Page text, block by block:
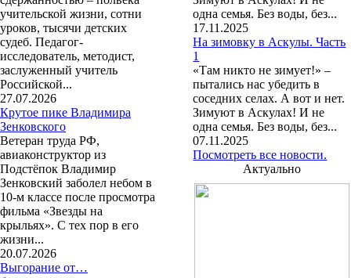
учительской жизни, сотни
уроков, тысячи детских
судеб. Педагог-
исследователь, методист,
заслуженный учитель
Российской...
27.07.2026
Крутое пике Владимира
Зенковского
Ветеран труда РФ,
авиаконструктор из
Подстёпок Владимир
Зенковский заболел небом в
10-м классе после просмотра
фильма «Звезды на
крыльях». С тех пор в его
жизни...
20.07.2026
Выгорание от…
одна семья. Без воды, без...
17.11.2025
На зимовку в Аскулы. Часть
1
«Там никто не зимует!» –
пытались нас убедить в
соседних селах. А вот и нет.
Зимуют в Аскулах! И не
одна семья. Без воды, без...
07.11.2025
Посмотреть все новости.
Актуально